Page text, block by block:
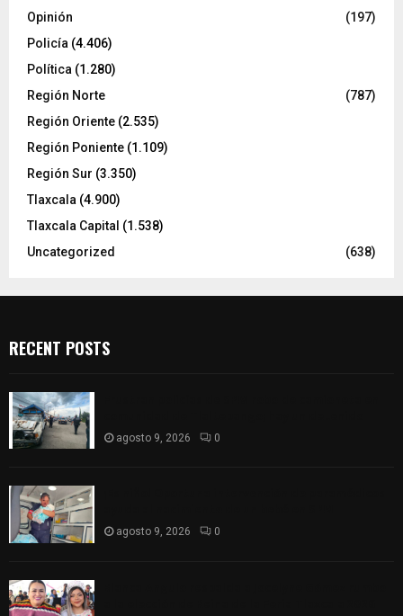
Opinión
(197)
Policía (4.406)
Política (1.280)
Región Norte
(787)
Región Oriente (2.535)
Región Poniente (1.109)
Región Sur (3.350)
Tlaxcala (4.900)
Tlaxcala Capital (1.538)
Uncategorized
(638)
RECENT POSTS
agosto 9, 2026 0
agosto 9, 2026 0